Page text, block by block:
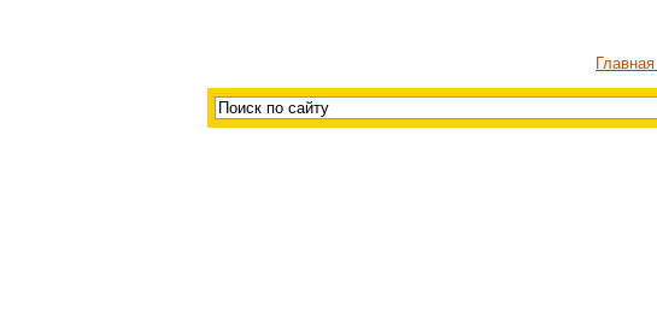
Главная